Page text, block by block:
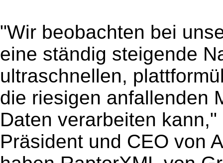
"Wir beobachten bei
eine ständig steigende
ultraschnellen,
die riesigen anfallenden
Daten verarbeiten
Präsident und CEO von